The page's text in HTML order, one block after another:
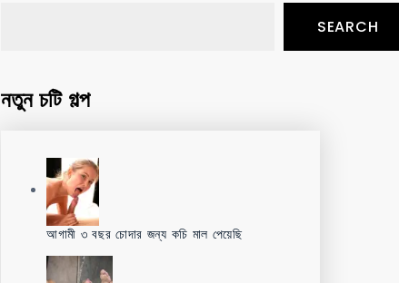
SEARCH
নতুন চটি গল্প
আগামী ৩ বছর চোদার জন্য কচি মাল পেয়েছি